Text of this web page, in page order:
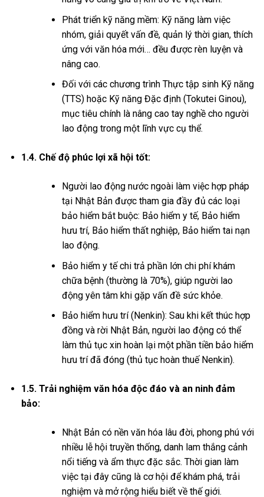
Phát triển kỹ năng mềm: Kỹ năng làm việc
nhóm, giải quyết vấn đề, quản lý thời gian, thích
ứng với văn hóa mới… đều được rèn luyện và
nâng cao.
Đối với các chương trình Thực tập sinh Kỹ năng
(TTS) hoặc Kỹ năng Đặc định (Tokutei Ginou),
mục tiêu chính là nâng cao tay nghề cho người
lao động trong một lĩnh vực cụ thể.
1.4. Chế độ phúc lợi xã hội tốt:
Người lao động nước ngoài làm việc hợp pháp
tại Nhật Bản được tham gia đầy đủ các loại
bảo hiểm bắt buộc: Bảo hiểm y tế, Bảo hiểm
hưu trí, Bảo hiểm thất nghiệp, Bảo hiểm tai nạn
lao động.
Bảo hiểm y tế chi trả phần lớn chi phí khám
chữa bệnh (thường là 70%), giúp người lao
động yên tâm khi gặp vấn đề sức khỏe.
Bảo hiểm hưu trí (Nenkin): Sau khi kết thúc hợp
đồng và rời Nhật Bản, người lao động có thể
làm thủ tục xin hoàn lại một phần tiền bảo hiểm
hưu trí đã đóng (thủ tục hoàn thuế Nenkin).
1.5. Trải nghiệm văn hóa độc đáo và an ninh đảm
bảo:
Nhật Bản có nền văn hóa lâu đời, phong phú với
nhiều lễ hội truyền thống, danh lam thắng cảnh
nổi tiếng và ẩm thực đặc sắc. Thời gian làm
việc tại đây cũng là cơ hội để khám phá, trải
nghiệm và mở rộng hiểu biết về thế giới.